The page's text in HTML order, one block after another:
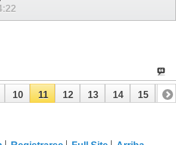
10 11 12 13 14 15 16